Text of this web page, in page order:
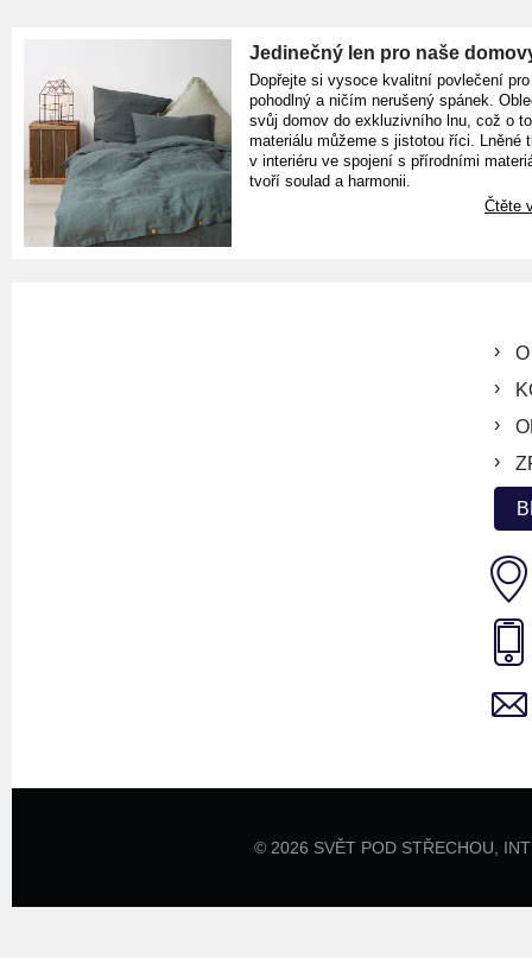
Jedinečný len pro naše
Dopřejte si vysoce kvalitní povlečení pro
pohodlný a ničím nerušený spánek.
svůj domov do exkluzivního lnu, což o
materiálu můžeme s jistotou říci. Lněné
v interiéru ve spojení s přírodními
tvoří soulad a harmonii.
Čtěte
© 2026 SVĚT POD STŘECHOU,